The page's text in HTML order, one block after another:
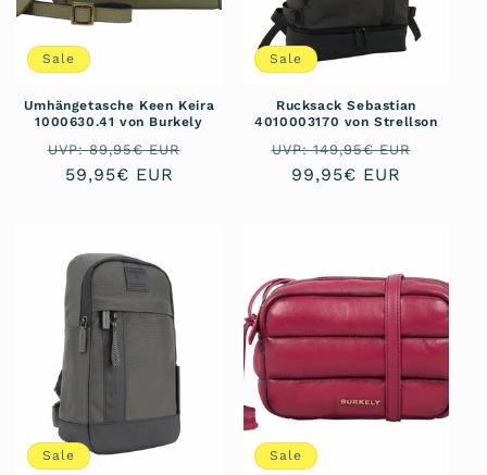
Sale
Umhängetasche Keen Keira
1000630.41 von Burkely
Normaler
Preis
UVP: 89,95€ EUR
Verkaufspreis
59,95€ EUR
Sale
Rucksack Sebastian
4010003170 von Strellson
Normaler
Preis
UVP: 149,95€ EUR
99,95€ EUR
Sale Sale